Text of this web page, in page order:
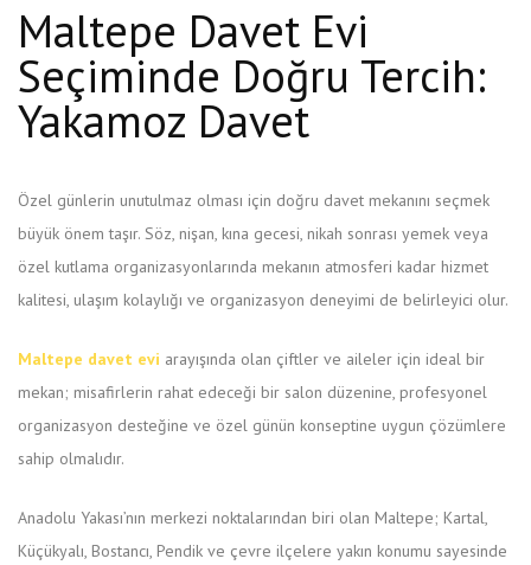
Maltepe Davet Evi
Seçiminde Doğru Tercih:
Yakamoz Davet
Özel günlerin unutulmaz olması için doğru davet mekanını seçmek
büyük önem taşır. Söz, nişan, kına gecesi, nikah sonrası yemek veya
özel kutlama organizasyonlarında mekanın atmosferi kadar hizmet
kalitesi, ulaşım kolaylığı ve organizasyon deneyimi de belirleyici olur.
Maltepe davet evi arayışında olan çiftler ve aileler için ideal bir
mekan; misafirlerin rahat edeceği bir salon düzenine, profesyonel
organizasyon desteğine ve özel günün konseptine uygun çözümlere
sahip olmalıdır.
Anadolu Yakası’nın merkezi noktalarından biri olan Maltepe; Kartal,
Küçükyalı, Bostancı, Pendik ve çevre ilçelere yakın konumu sayesinde